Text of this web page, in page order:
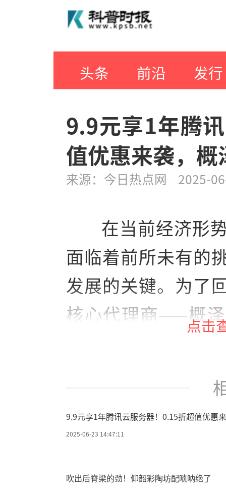
头条 前沿 发行
9.9元享1年腾
值优惠来袭，
来源： 今日热点网 2025-
在当前经济形
面临着前所未有的
发展的关键。为了
核心代理商——概
限时回馈！9.9
仅限100个名额
点击
9.9元享1年腾讯云服务器！0.15折超值优惠
2025-06-23 14:47:11
吹出后脊梁的劲！仰韶彩陶坊配唢呐绝了